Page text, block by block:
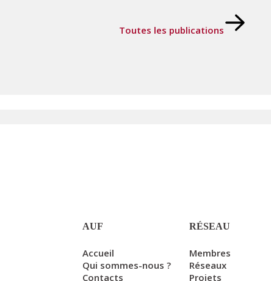
Toutes les publications
AUF
Accueil
Qui sommes-nous ?
Contacts
RÉSEAU
Membres
Réseaux
Projets